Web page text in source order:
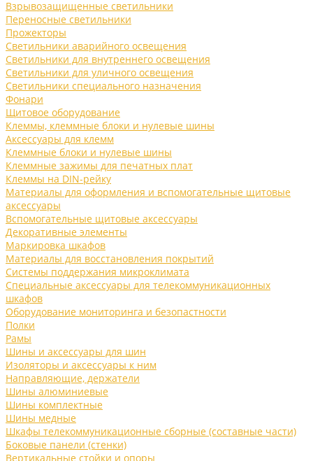
Взрывозащищенные светильники
Переносные светильники
Прожекторы
Светильники аварийного освещения
Светильники для внутреннего освещения
Светильники для уличного освещения
Светильники специального назначения
Фонари
Щитовое оборудование
Клеммы, клеммные блоки и нулевые шины
Аксессуары для клемм
Клеммные блоки и нулевые шины
Клеммные зажимы для печатных плат
Клеммы на DIN-рейку
Материалы для оформления и вспомогательные щитовые
аксессуары
Вспомогательные щитовые аксессуары
Декоративные элементы
Маркировка шкафов
Материалы для восстановления покрытий
Системы поддержания микроклимата
Специальные аксессуары для телекоммуникационных
шкафов
Оборудование мониторинга и безопастности
Полки
Рамы
Шины и аксессуары для шин
Изоляторы и аксессуары к ним
Направляющие, держатели
Шины алюминиевые
Шины комплектные
Шины медные
Шкафы телекоммуникационные сборные (составные части)
Боковые панели (стенки)
Вертикальные стойки и опоры